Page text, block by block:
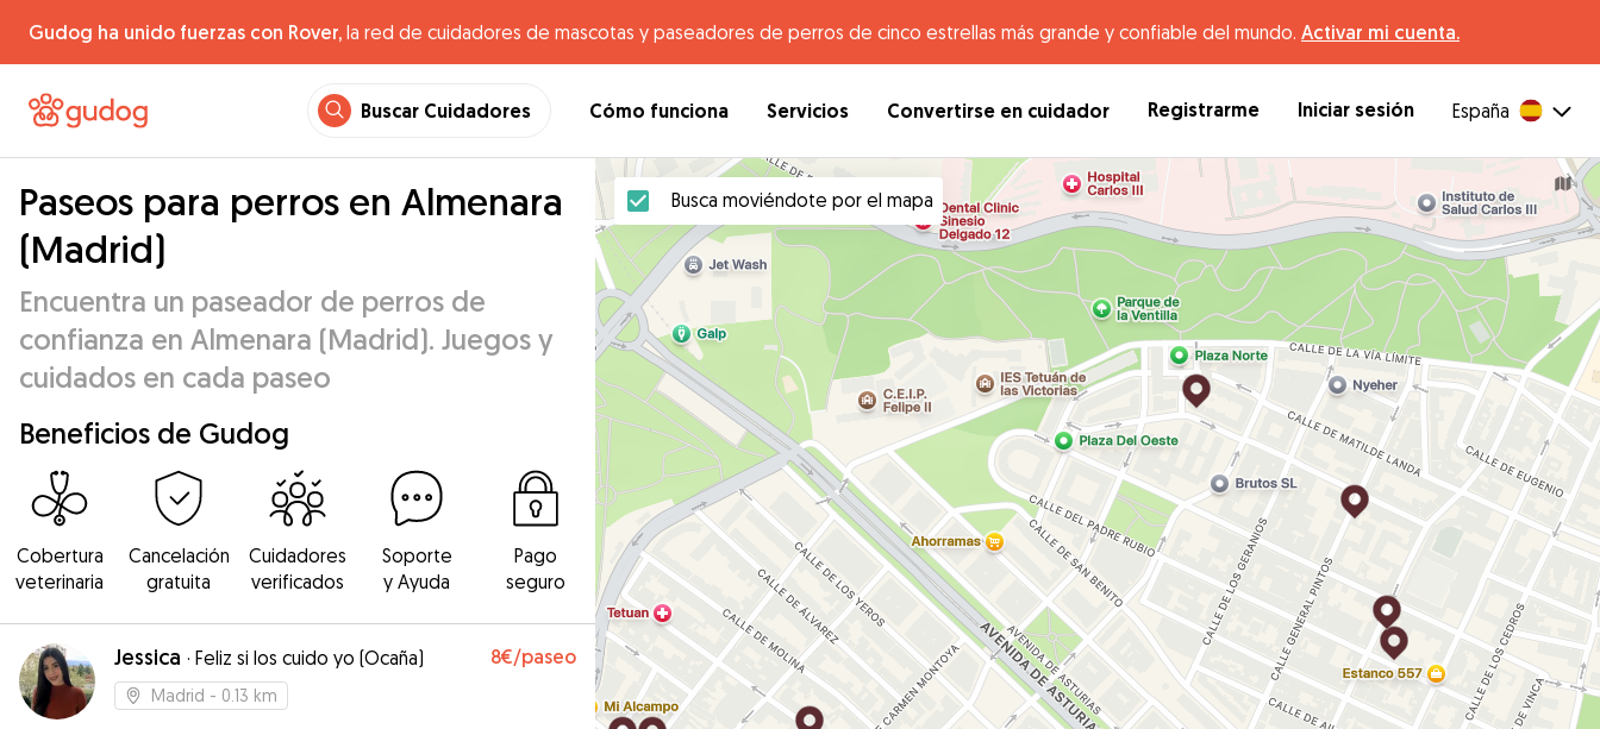
Gudog ha unido fuerzas con Rover, la red de cuidadores de mascotas y paseadores de perros de cinco estrellas más grande y confiable del mundo. Activar mi cuenta.
Buscar Cuidadores Cómo funciona Servicios Convertirse en cuidador Registrarme Iniciar sesión España
Paseos para perros en Almenara
(Madrid)
Encuentra un paseador de perros de
confianza en Almenara (Madrid). Juegos y
cuidados en cada paseo
Beneficios de Gudog
Cobertura
veterinaria
Cancelación
gratuita
Cuidadores
verificados
Soporte
y Ayuda
Pago
seguro
Jessica · Feliz si los cuido yo (Ocaña) 8€/paseo
Madrid - 0.13 km
Busca moviéndote por el mapa